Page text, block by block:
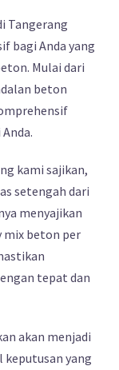
Tangerang
bagi Anda yang
Mulai dari
beton
kami sajikan,
setengah dari
menyajikan
mix beton per
tepat dan
akan menjadi
keputusan yang